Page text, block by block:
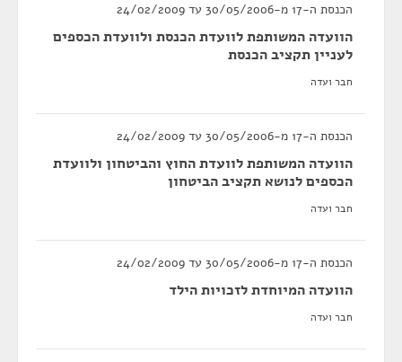
הכנסת ה-17 מ-30/05/2006 עד 24/02/2009
הוועדה המשותפת לוועדת הכנסת ולוועדת הכספים
לעניין תקציב הכנסת
חבר ועדה
הכנסת ה-17 מ-30/05/2006 עד 24/02/2009
הוועדה המשותפת לוועדת החוץ והביטחון ולוועדת
הכספים לנושא תקציב הביטחון
חבר ועדה
הכנסת ה-17 מ-30/05/2006 עד 24/02/2009
הוועדה המיוחדת לזכויות הילד
חבר ועדה